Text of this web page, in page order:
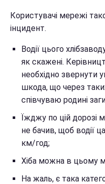
Користувачі мережі
інцидент.
Водії цього
як скажені.
необхідно звернути
шкода, що через
співчуваю родині
Їжджу по цій дорозі
не бачив, щоб водії
км/год;
Хіба можна в цьому
На жаль, є така